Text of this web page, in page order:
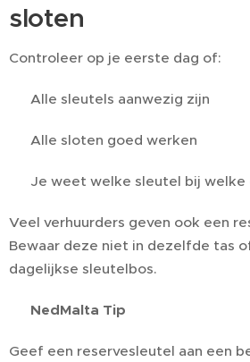
sloten
Controleer op je eerste dag of:
✅ Alle sleutels aanwezig zijn
✅ Alle sloten goed werken
✅ Je weet welke sleutel bij
Veel verhuurders geven ook een
Bewaar deze niet in dezelfde tas
dagelijkse sleutelbos.
NedMalta Tip
Geef een reservesleutel aan een